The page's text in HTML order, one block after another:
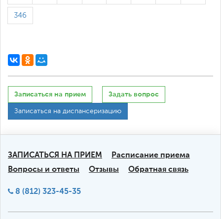
346
Записаться на прием Задать вопрос
Записаться на диспансеризацию
ЗАПИСАТЬСЯ НА ПРИЕМ
Расписание приема
Вопросы и ответы
Отзывы Обратная связь
8 (812) 323-45-35